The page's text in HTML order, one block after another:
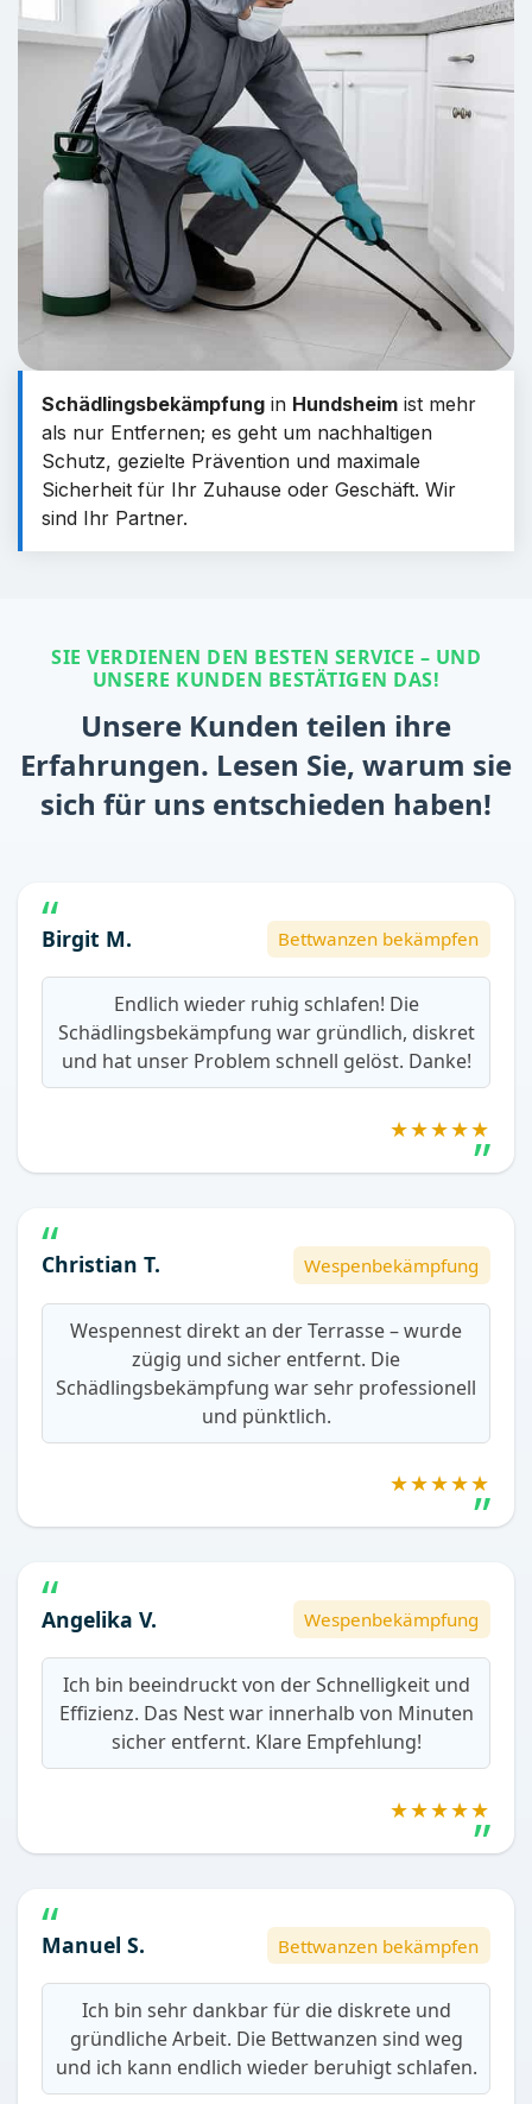
Schädlingsbekämpfung in Hundsheim ist mehr
als nur Entfernen; es geht um nachhaltigen
Schutz, gezielte Prävention und maximale
Sicherheit für Ihr Zuhause oder Geschäft. Wir
sind Ihr Partner.
SIE VERDIENEN DEN BESTEN SERVICE – UND
UNSERE KUNDEN BESTÄTIGEN DAS!
Unsere Kunden teilen ihre
Erfahrungen. Lesen Sie, warum sie
sich für uns entschieden haben!
Birgit M. Bettwanzen bekämpfen
Endlich wieder ruhig schlafen! Die
Schädlingsbekämpfung war gründlich, diskret
und hat unser Problem schnell gelöst. Danke!
★★★★★
Christian T. Wespenbekämpfung
Wespennest direkt an der Terrasse – wurde
zügig und sicher entfernt. Die
Schädlingsbekämpfung war sehr professionell
und pünktlich.
★★★★★
Angelika V. Wespenbekämpfung
Ich bin beeindruckt von der Schnelligkeit und
Effizienz. Das Nest war innerhalb von Minuten
sicher entfernt. Klare Empfehlung!
★★★★★
Manuel S. Bettwanzen bekämpfen
Ich bin sehr dankbar für die diskrete und
gründliche Arbeit. Die Bettwanzen sind weg
und ich kann endlich wieder beruhigt schlafen.